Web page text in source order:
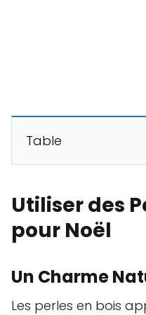
Table
Utiliser des
pour Noël
Un Charme
Les perles en bois